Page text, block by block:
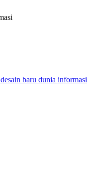
baru dunia informasi